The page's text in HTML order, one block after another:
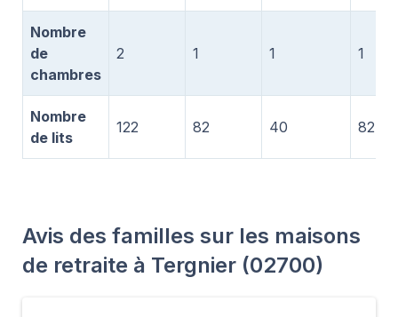
Nombre
de
chambres
2 1 1 1
Nombre
de lits
122 82 40 82
Avis des familles sur les maisons
de retraite à Tergnier (02700)